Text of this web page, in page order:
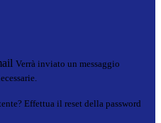
Verrà inviato un messaggio
Effettua il reset della password